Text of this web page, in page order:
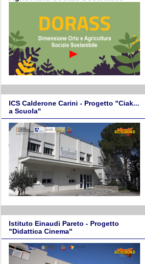
ICS Calderone Carini - Progetto "Ciak...
a Scuola"
Istituto Einaudi Pareto - Progetto
"Didattica Cinema"